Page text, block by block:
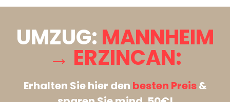
UMZUG: MANNHEIM
→ ERZINCAN:
Erhalten Sie hier den besten Preis&